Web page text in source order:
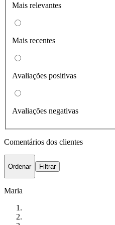
Mais relevantes
Mais recentes
Avaliações positivas
Avaliações negativas
Comentários dos clientes
Ordenar Filtrar
Maria